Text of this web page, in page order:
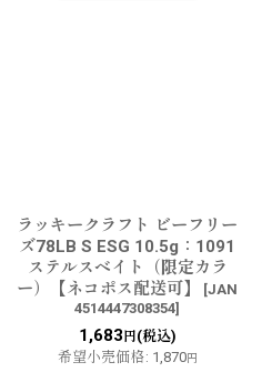
ラッキークラフト ビーフリー
ズ78LB S ESG 10.5g：1091
ステルスベイト（限定カラ
ー）【ネコポス配送可】
[JAN
4514447308354]
1,683 円(税込)
希望小売価格: 1,870円